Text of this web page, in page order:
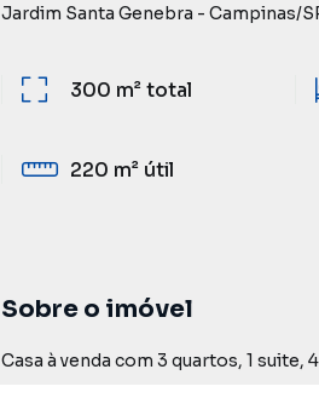
Jardim Santa Genebra - Campinas/
300 m²total
220 m² útil
Sobre o imóvel
Casa à venda com 3 quartos, 1 suite,